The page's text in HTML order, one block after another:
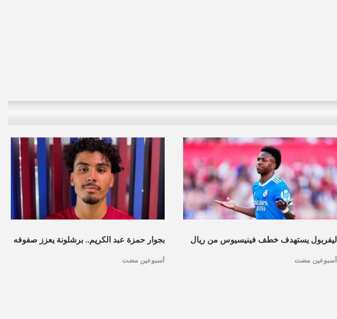
ليفربول يستهدف خطف فينيسيوس من ريال
أسبوعين مضت
بجوار حمزة عبد الكريم.. برشلونة يعزز صفوفه
أسبوعين مضت